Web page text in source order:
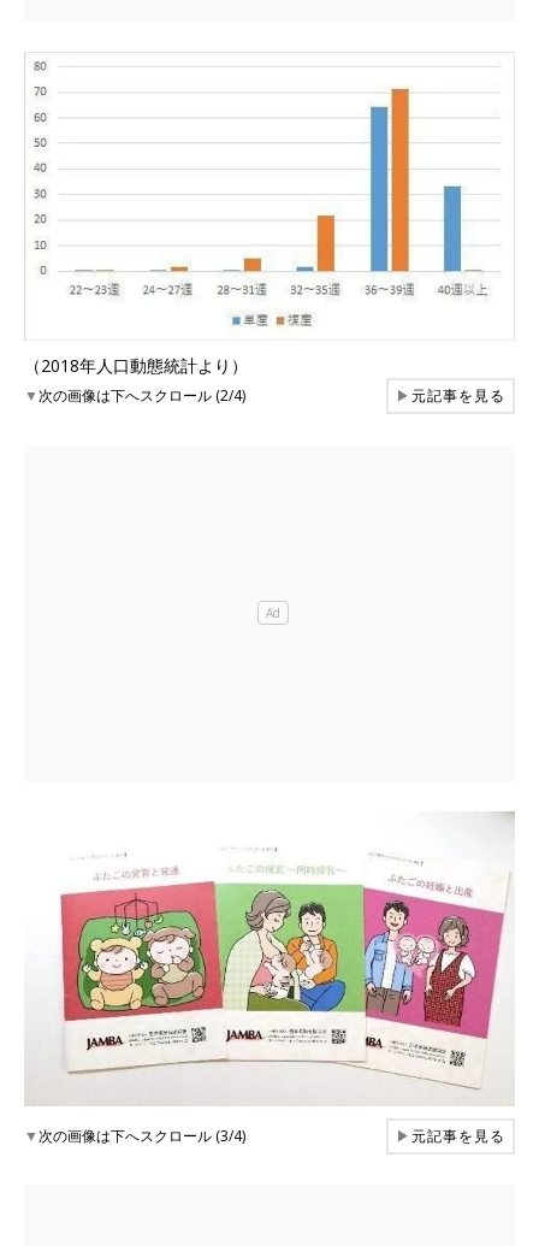
（2018年人口動態統計より）
▼次の画像は下へスクロール (2/4) ▶元記事を見る
▼次の画像は下へスクロール (3/4) ▶元記事を見る